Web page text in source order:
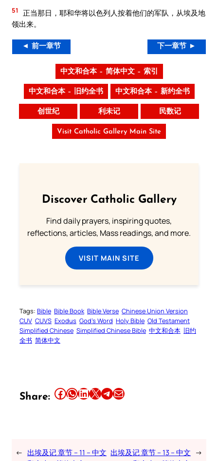
51
正当那日，耶和华将以色列人按着他们的军队，从埃及地
领出来。
◄ 前一章节 下一章节 ►
中文和合本 – 简体中文 – 索引
中文和合本 – 旧约全书 中文和合本 – 新约全书
创世纪 利未记 民数记
Visit Catholic Gallery Main Site
Discover Catholic Gallery
Find daily prayers, inspiring quotes,
reflections, articles, Mass readings, and more.
VISIT MAIN SITE
Tags: Bible Bible Book Bible Verse Chinese Union Version
CUV CUVS Exodus God’s Word Holy Bible Old Testament
Simplified Chinese Simplified Chinese Bible 中文和合本 旧约
全书 简体中文
Share: Share this article on Facebook Share this article on WhatsApp Share this article on LinkedIn Share this article on X Share this article on TelegramEmail this Article
← 出埃及记 章节 – 11 – 中文 出埃及记 章节 – 13 – 中文 →